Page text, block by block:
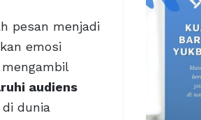
pesan menjadi
emosi
audiens
dunia